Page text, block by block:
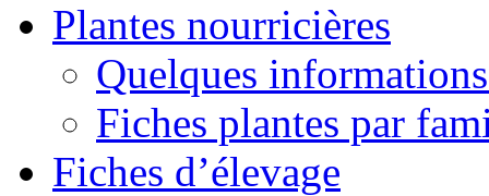
Plantes nourricières
Quelques
Fiches plantes par
Fiches d’élevage